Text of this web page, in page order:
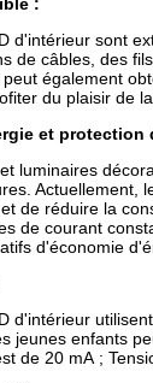
d'intérieur sont
de câbles, des
également
du plaisir de
et protection
luminaires
Actuellement,
de réduire la
de courant
d'économie
d'intérieur
jeunes enfants
de 20 mA ;